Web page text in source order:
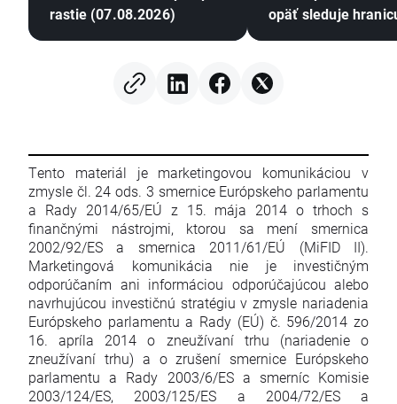
rastie (07.08.2026)
opäť sleduje
Tento materiál je marketingovou komunikáciou v
zmysle čl. 24 ods. 3 smernice Európskeho parlamentu
a Rady 2014/65/EÚ z 15. mája 2014 o trhoch s
finančnými nástrojmi, ktorou sa mení smernica
2002/92/ES a smernica 2011/61/EÚ (MiFID II).
Marketingová komunikácia nie je investičným
odporúčaním ani informáciou odporúčajúcou alebo
navrhujúcou investičnú stratégiu v zmysle nariadenia
Európskeho parlamentu a Rady (EÚ) č. 596/2014 zo
16. apríla 2014 o zneužívaní trhu (nariadenie o
zneužívaní trhu) a o zrušení smernice Európskeho
parlamentu a Rady 2003/6/ES a smerníc Komisie
2003/124/ES, 2003/125/ES a 2004/72/ES a